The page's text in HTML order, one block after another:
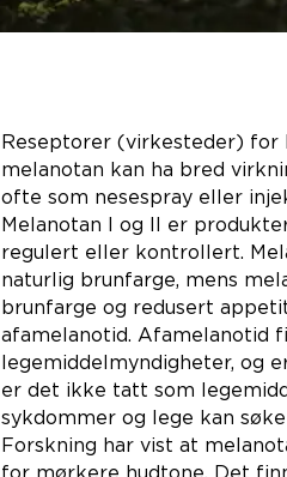
Reseptorer (virkesteder)
melanotan kan ha bred
ofte som nesespray eller
Melanotan I og II er
regulert eller kontrollert.
naturlig brunfarge, mens
brunfarge og redusert
afamelanotid. Afamelanotid
legemiddelmyndigheter, og
er det ikke tatt som
sykdommer og lege kan
Forskning har vist at
for mørkere hudtone. Det